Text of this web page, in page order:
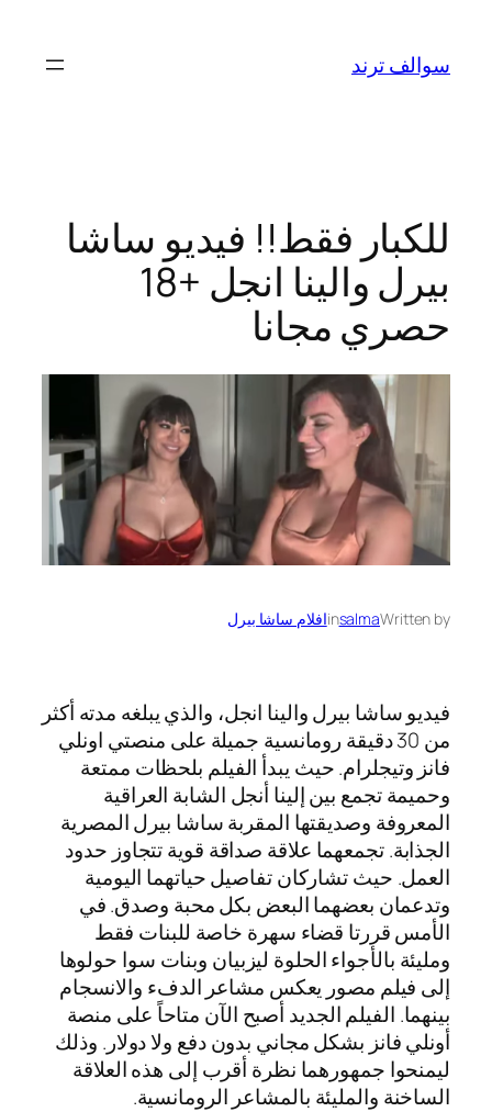
المحتوى
سوالف ترند
للكبار فقط!! فيديو ساشا
بيرل والينا انجل +18
حصري مجانا
Written by
salma
inافلام ساشا بيرل
فيديو ساشا بيرل والينا انجل، والذي يبلغه مدته أكثر
من 30 دقيقة رومانسية جميلة على منصتي اونلي
فانز وتيجلرام. حيث يبدأ الفيلم بلحظات ممتعة
وحميمة تجمع بين إلينا أنجل الشابة العراقية
المعروفة وصديقتها المقربة ساشا بيرل المصرية
الجذابة. تجمعهما علاقة صداقة قوية تتجاوز حدود
العمل. حيث تشاركان تفاصيل حياتهما اليومية
وتدعمان بعضهما البعض بكل محبة وصدق. في
الأمس قررتا قضاء سهرة خاصة للبنات فقط
ومليئة بالأجواء الحلوة ليزبيان وبنات سوا حولوها
إلى فيلم مصور يعكس مشاعر الدفء والانسجام
بينهما. الفيلم الجديد أصبح الآن متاحاً على منصة
أونلي فانز بشكل مجاني بدون دفع ولا دولار. وذلك
ليمنحوا جمهورهما نظرة أقرب إلى هذه العلاقة
الساخنة والمليئة بالمشاعر الرومانسية.